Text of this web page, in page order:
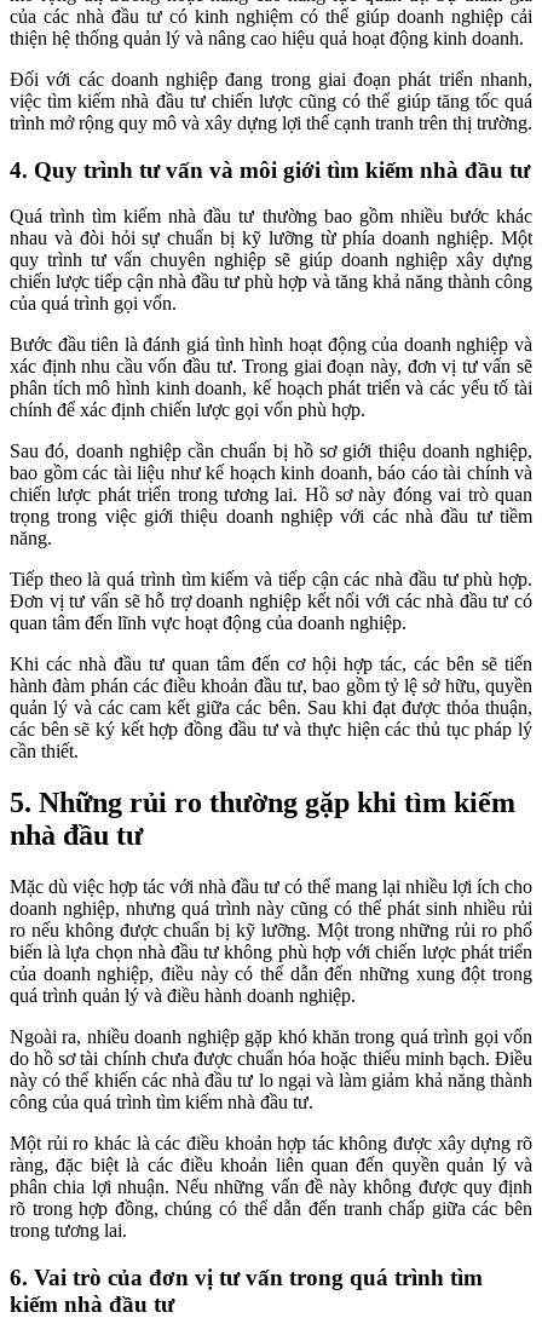
của các nhà đầu tư có kinh nghiệm có thể giúp doanh nghiệp cải
thiện hệ thống quản lý và nâng cao hiệu quả hoạt động kinh doanh.
Đối với các doanh nghiệp đang trong giai đoạn phát triển nhanh,
việc tìm kiếm nhà đầu tư chiến lược cũng có thể giúp tăng tốc quá
trình mở rộng quy mô và xây dựng lợi thế cạnh tranh trên thị trường.
4. Quy trình tư vấn và môi giới tìm kiếm nhà đầu tư
Quá trình tìm kiếm nhà đầu tư thường bao gồm nhiều bước khác
nhau và đòi hỏi sự chuẩn bị kỹ lưỡng từ phía doanh nghiệp. Một
quy trình tư vấn chuyên nghiệp sẽ giúp doanh nghiệp xây dựng
chiến lược tiếp cận nhà đầu tư phù hợp và tăng khả năng thành công
của quá trình gọi vốn.
Bước đầu tiên là đánh giá tình hình hoạt động của doanh nghiệp và
xác định nhu cầu vốn đầu tư. Trong giai đoạn này, đơn vị tư vấn sẽ
phân tích mô hình kinh doanh, kế hoạch phát triển và các yếu tố tài
chính để xác định chiến lược gọi vốn phù hợp.
Sau đó, doanh nghiệp cần chuẩn bị hồ sơ giới thiệu doanh nghiệp,
bao gồm các tài liệu như kế hoạch kinh doanh, báo cáo tài chính và
chiến lược phát triển trong tương lai. Hồ sơ này đóng vai trò quan
trọng trong việc giới thiệu doanh nghiệp với các nhà đầu tư tiềm
năng.
Tiếp theo là quá trình tìm kiếm và tiếp cận các nhà đầu tư phù hợp.
Đơn vị tư vấn sẽ hỗ trợ doanh nghiệp kết nối với các nhà đầu tư có
quan tâm đến lĩnh vực hoạt động của doanh nghiệp.
Khi các nhà đầu tư quan tâm đến cơ hội hợp tác, các bên sẽ tiến
hành đàm phán các điều khoản đầu tư, bao gồm tỷ lệ sở hữu, quyền
quản lý và các cam kết giữa các bên. Sau khi đạt được thỏa thuận,
các bên sẽ ký kết hợp đồng đầu tư và thực hiện các thủ tục pháp lý
cần thiết.
5. Những rủi ro thường gặp khi tìm kiếm
nhà đầu tư
Mặc dù việc hợp tác với nhà đầu tư có thể mang lại nhiều lợi ích cho
doanh nghiệp, nhưng quá trình này cũng có thể phát sinh nhiều rủi
ro nếu không được chuẩn bị kỹ lưỡng. Một trong những rủi ro phổ
biến là lựa chọn nhà đầu tư không phù hợp với chiến lược phát triển
của doanh nghiệp, điều này có thể dẫn đến những xung đột trong
quá trình quản lý và điều hành doanh nghiệp.
Ngoài ra, nhiều doanh nghiệp gặp khó khăn trong quá trình gọi vốn
do hồ sơ tài chính chưa được chuẩn hóa hoặc thiếu minh bạch. Điều
này có thể khiến các nhà đầu tư lo ngại và làm giảm khả năng thành
công của quá trình tìm kiếm nhà đầu tư.
Một rủi ro khác là các điều khoản hợp tác không được xây dựng rõ
ràng, đặc biệt là các điều khoản liên quan đến quyền quản lý và
phân chia lợi nhuận. Nếu những vấn đề này không được quy định
rõ trong hợp đồng, chúng có thể dẫn đến tranh chấp giữa các bên
trong tương lai.
6. Vai trò của đơn vị tư vấn trong quá trình tìm
kiếm nhà đầu tư